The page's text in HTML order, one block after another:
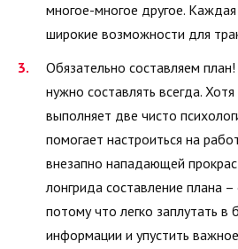
многое-многое другое.
широкие возможности для
Обязательно составляем
нужно составлять всегда.
выполняет две чисто
помогает настроиться на
внезапно нападающей
лонгрида составление плана
потому что легко заплутать
информации и упустить